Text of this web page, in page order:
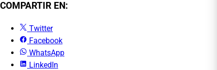
COMPARTIR EN:
Twitter
Facebook
WhatsApp
LinkedIn